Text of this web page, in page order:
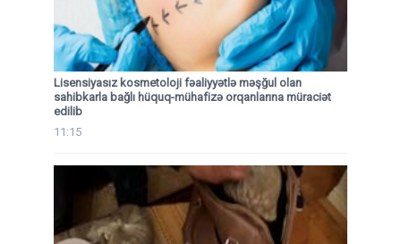
Lisensiyasız kosmetoloji fəaliyyətlə məşğul olan
sahibkarla bağlı hüquq-mühafizə orqanlarına müraciət
edilib
11:15